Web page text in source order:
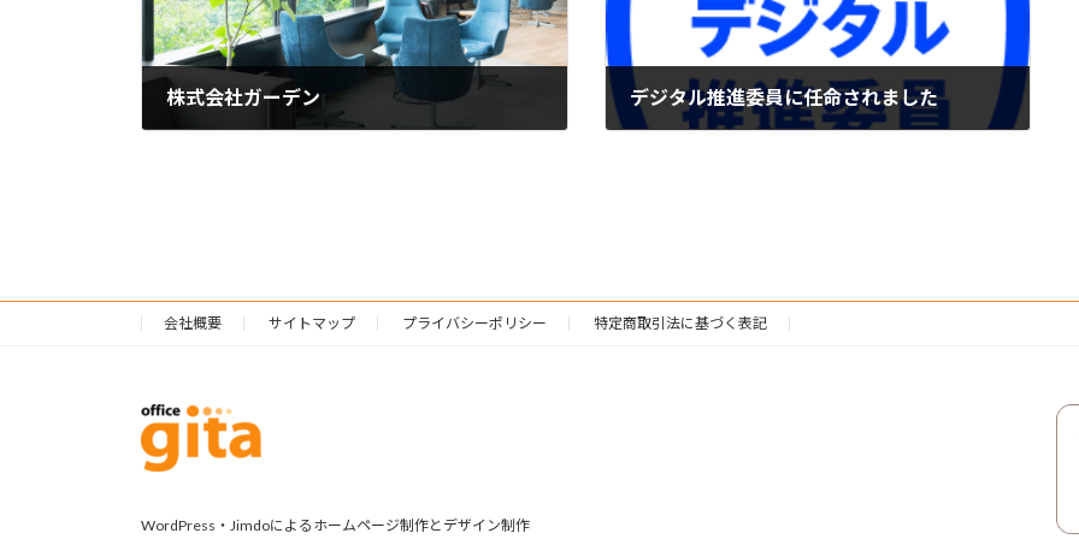
株式会社ガーデン デジタル推進委員に任命されました
会社概要 サイトマップ プライバシーポリシー 特定商取引法に基づく表記
WordPress・Jimdoによるホームページ制作とデザイン制作